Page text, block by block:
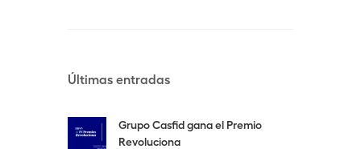
Últimas entradas
Grupo Casfid gana el Premio
Revoluciona